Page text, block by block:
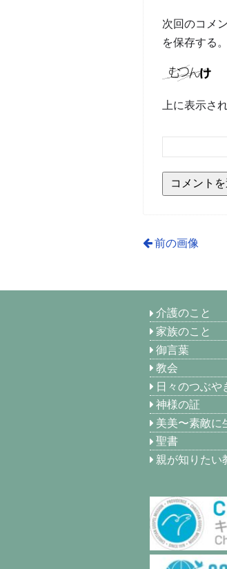
次回のコメ
を保存する。
上に表示さ
前の画像
介護のこと
家族のこと
御言葉
教会
日々のつぶや
神様の証
美美〜素敵に
聖書
親が知りたい